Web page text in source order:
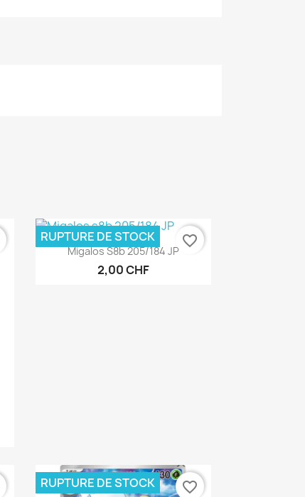
Aperçu rapide
Migalos S8b 205/184 JP
2,00 CHF
RUPTURE DE STOCK favorite_border
RUPTURE DE STOCK favorite_border